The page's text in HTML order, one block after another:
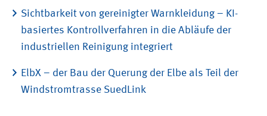
Sichtbarkeit von gereinigter Warnkleidung – KI-
basiertes Kontrollverfahren in die Abläufe der
industriellen Reinigung integriert
ElbX – der Bau der Querung der Elbe als Teil der
Windstromtrasse SuedLink